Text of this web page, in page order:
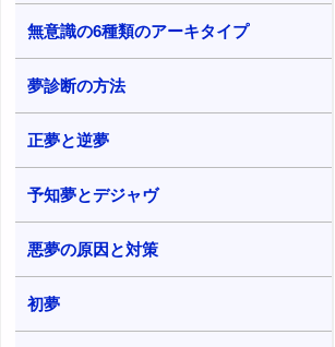
無意識の6種類のアーキタイプ
夢診断の方法
正夢と逆夢
予知夢とデジャヴ
悪夢の原因と対策
初夢